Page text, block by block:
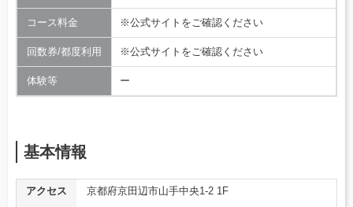
コース料金 ※公式サイトをご確認ください
回数券/都度利用 ※公式サイトをご確認ください
体験等 ー
基本情報
アクセス
京都府京田辺市山手中央1-2 1F